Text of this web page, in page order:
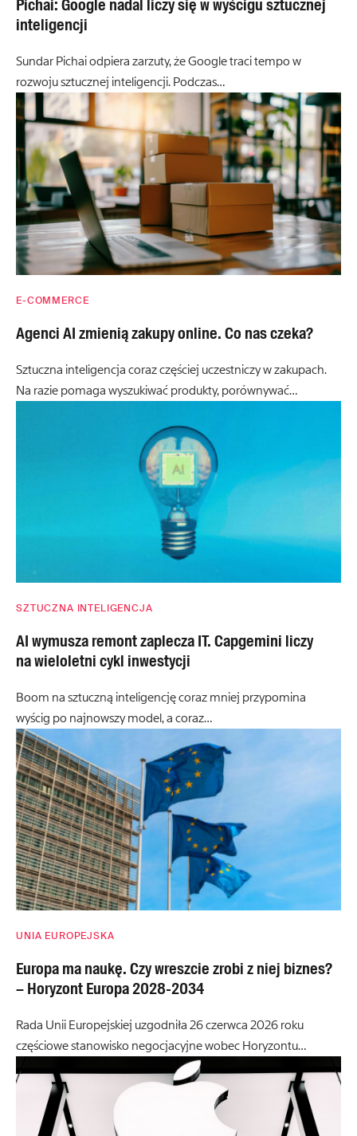
Pichai: Google nadal liczy się w wyścigu sztucznej
inteligencji
Sundar Pichai odpiera zarzuty, że Google traci tempo w
rozwoju sztucznej inteligencji. Podczas…
E-COMMERCE
Agenci AI zmienią zakupy online. Co nas czeka?
Sztuczna inteligencja coraz częściej uczestniczy w zakupach.
Na razie pomaga wyszukiwać produkty, porównywać…
SZTUCZNA INTELIGENCJA
AI wymusza remont zaplecza IT. Capgemini liczy
na wieloletni cykl inwestycji
Boom na sztuczną inteligencję coraz mniej przypomina
wyścig po najnowszy model, a coraz…
UNIA EUROPEJSKA
Europa ma naukę. Czy wreszcie zrobi z niej biznes?
– Horyzont Europa 2028-2034
Rada Unii Europejskiej uzgodniła 26 czerwca 2026 roku
częściowe stanowisko negocjacyjne wobec Horyzontu…